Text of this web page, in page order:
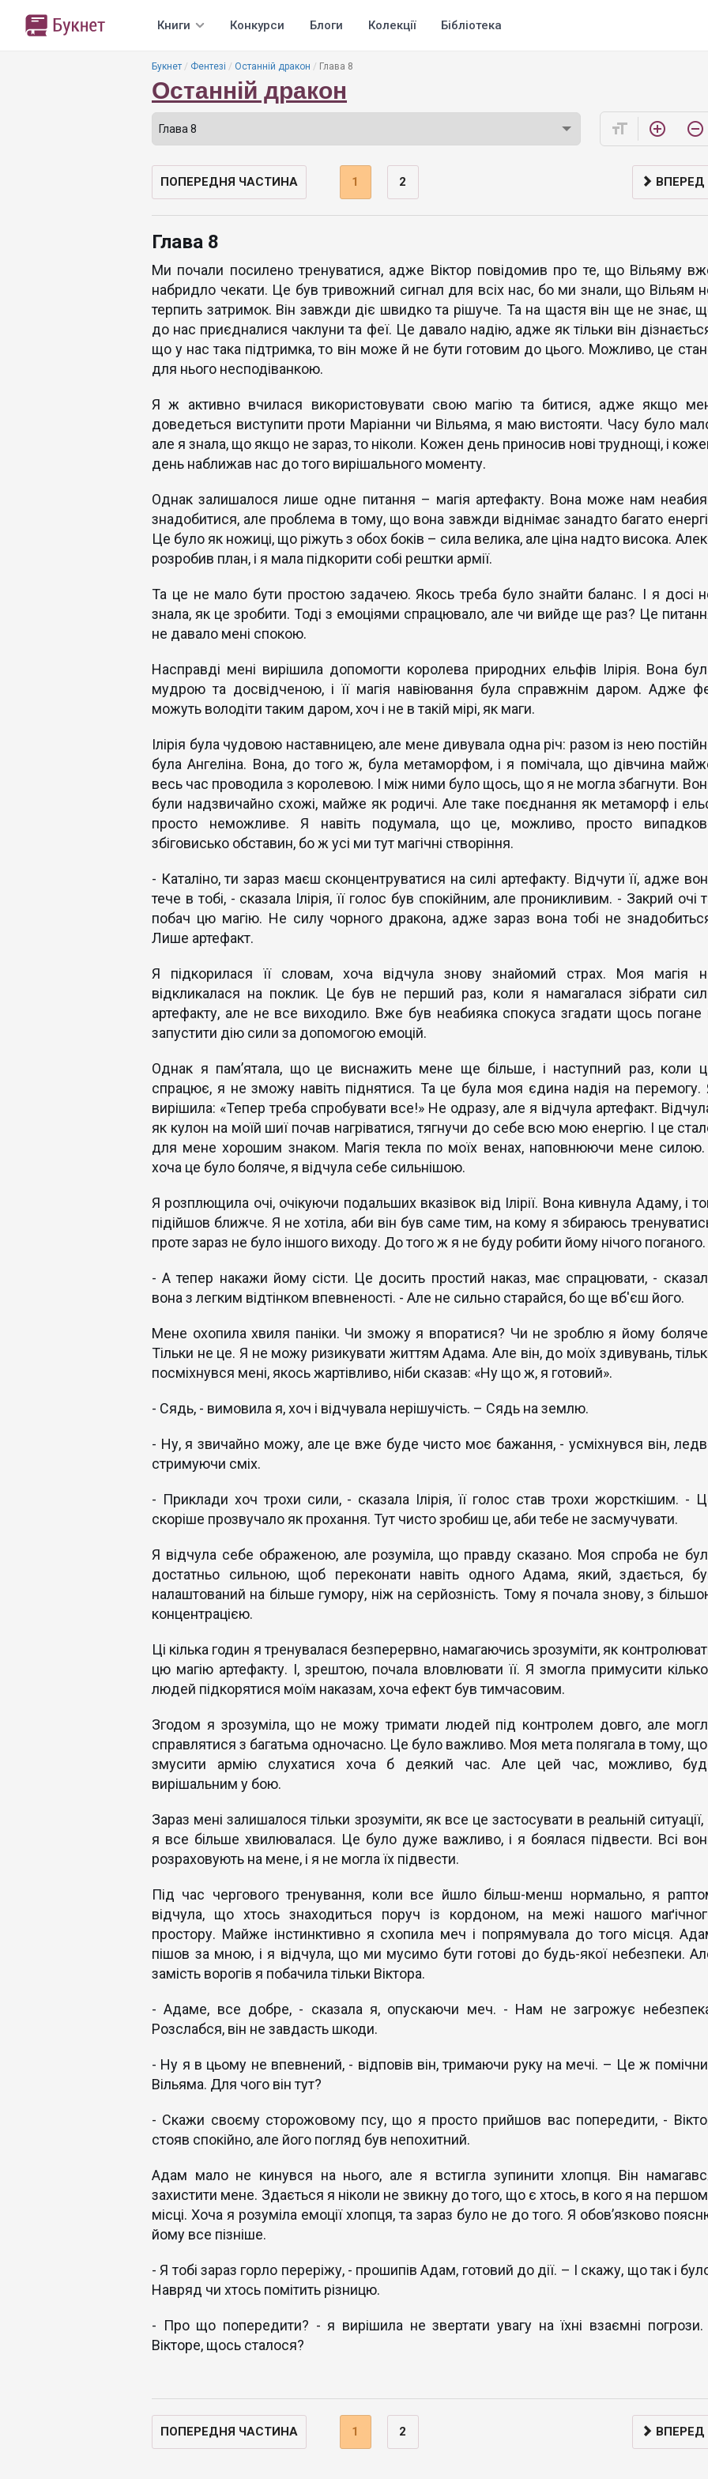
Книги Конкурси Блоги Колекції Бібліотека
Букнет Фентезі Останній дракон Глава 8
Останній дракон
format_size add_circle_outline remove_circle_outline
ПОПЕРЕДНЯ ЧАСТИНА 1 2 ВПЕРЕД
Глава 8
Ми почали посилено тренуватися, адже Віктор повідомив про те, що Вільяму
набридло чекати. Це був тривожний сигнал для всіх нас, бо ми знали, що Вільям
терпить затримок. Він завжди діє швидко та рішуче. Та на щастя він ще не знає,
до нас приєдналися чаклуни та феї. Це давало надію, адже як тільки він
що у нас така підтримка, то він може й не бути готовим до цього. Можливо, це
для нього несподіванкою.
Я ж активно вчилася використовувати свою магію та битися, адже якщо
доведеться виступити проти Маріанни чи Вільяма, я маю вистояти. Часу було
але я знала, що якщо не зараз, то ніколи. Кожен день приносив нові труднощі, і
день наближав нас до того вирішального моменту.
Однак залишалося лише одне питання – магія артефакту. Вона може нам
знадобитися, але проблема в тому, що вона завжди віднімає занадто багато
Це було як ножиці, що ріжуть з обох боків – сила велика, але ціна надто висока.
розробив план, і я мала підкорити собі рештки армії.
Та це не мало бути простою задачею. Якось треба було знайти баланс. І я досі
знала, як це зробити. Тоді з емоціями спрацювало, але чи вийде ще раз? Це
не давало мені спокою.
Насправді мені вирішила допомогти королева природних ельфів Ілірія. Вона
мудрою та досвідченою, і її магія навіювання була справжнім даром. Адже
можуть володіти таким даром, хоч і не в такій мірі, як маги.
Ілірія була чудовою наставницею, але мене дивувала одна річ: разом із нею
була Ангеліна. Вона, до того ж, була метаморфом, і я помічала, що дівчина
весь час проводила з королевою. І між ними було щось, що я не могла збагнути.
були надзвичайно схожі, майже як родичі. Але таке поєднання як метаморф і
просто неможливе. Я навіть подумала, що це, можливо, просто
збіговисько обставин, бо ж усі ми тут магічні створіння.
- Каталіно, ти зараз маєш сконцентруватися на силі артефакту. Відчути її, адже
тече в тобі, - сказала Ілірія, її голос був спокійним, але проникливим. - Закрий очі
побач цю магію. Не силу чорного дракона, адже зараз вона тобі не
Лише артефакт.
Я підкорилася її словам, хоча відчула знову знайомий страх. Моя магія
відкликалася на поклик. Це був не перший раз, коли я намагалася зібрати
артефакту, але не все виходило. Вже був неабияка спокуса згадати щось погане
запустити дію сили за допомогою емоцій.
Однак я пам’ятала, що це виснажить мене ще більше, і наступний раз, коли
спрацює, я не зможу навіть піднятися. Та це була моя єдина надія на перемогу.
вирішила: «Тепер треба спробувати все!» Не одразу, але я відчула артефакт.
як кулон на моїй шиї почав нагріватися, тягнучи до себе всю мою енергію. І це
для мене хорошим знаком. Магія текла по моїх венах, наповнюючи мене силою.
хоча це було боляче, я відчула себе сильнішою.
Я розплющила очі, очікуючи подальших вказівок від Ілірії. Вона кивнула Адаму, і
підійшов ближче. Я не хотіла, аби він був саме тим, на кому я збираюсь
проте зараз не було іншого виходу. До того ж я не буду робити йому нічого поганого.
- А тепер накажи йому сісти. Це досить простий наказ, має спрацювати, -
вона з легким відтінком впевненості. - Але не сильно старайся, бо ще вб'єш його.
Мене охопила хвиля паніки. Чи зможу я впоратися? Чи не зроблю я йому
Тільки не це. Я не можу ризикувати життям Адама. Але він, до моїх здивувань,
посміхнувся мені, якось жартівливо, ніби сказав: «Ну що ж, я готовий».
- Сядь, - вимовила я, хоч і відчувала нерішучість. – Сядь на землю.
- Ну, я звичайно можу, але це вже буде чисто моє бажання, - усміхнувся він,
стримуючи сміх.
- Приклади хоч трохи сили, - сказала Ілірія, її голос став трохи жорсткішим. -
скоріше прозвучало як прохання. Тут чисто зробиш це, аби тебе не засмучувати.
Я відчула себе ображеною, але розуміла, що правду сказано. Моя спроба не
достатньо сильною, щоб переконати навіть одного Адама, який, здається,
налаштований на більше гумору, ніж на серйозність. Тому я почала знову, з
концентрацією.
Ці кілька годин я тренувалася безперервно, намагаючись зрозуміти, як
цю магію артефакту. І, зрештою, почала вловлювати її. Я змогла примусити
людей підкорятися моїм наказам, хоча ефект був тимчасовим.
Згодом я зрозуміла, що не можу тримати людей під контролем довго, але
справлятися з багатьма одночасно. Це було важливо. Моя мета полягала в тому,
змусити армію слухатися хоча б деякий час. Але цей час, можливо,
вирішальним у бою.
Зараз мені залишалося тільки зрозуміти, як все це застосувати в реальній ситуації,
я все більше хвилювалася. Це було дуже важливо, і я боялася підвести. Всі
розраховують на мене, і я не могла їх підвести.
Під час чергового тренування, коли все йшло більш-менш нормально, я
відчула, що хтось знаходиться поруч із кордоном, на межі нашого
простору. Майже інстинктивно я схопила меч і попрямувала до того місця.
пішов за мною, і я відчула, що ми мусимо бути готові до будь-якої небезпеки.
замість ворогів я побачила тільки Віктора.
- Адаме, все добре, - сказала я, опускаючи меч. - Нам не загрожує
Розслабся, він не завдасть шкоди.
- Ну я в цьому не впевнений, - відповів він, тримаючи руку на мечі. – Це ж
Вільяма. Для чого він тут?
- Скажи своєму сторожовому псу, що я просто прийшов вас попередити, -
стояв спокійно, але його погляд був непохитний.
Адам мало не кинувся на нього, але я встигла зупинити хлопця. Він
захистити мене. Здається я ніколи не звикну до того, що є хтось, в кого я на
місці. Хоча я розуміла емоції хлопця, та зараз було не до того. Я обов’язково
йому все пізніше.
- Я тобі зараз горло переріжу, - прошипів Адам, готовий до дії. – І скажу, що так і
Навряд чи хтось помітить різницю.
- Про що попередити? - я вирішила не звертати увагу на їхні взаємні
Вікторе, щось сталося?
ПОПЕРЕДНЯ ЧАСТИНА 1 2 ВПЕРЕД